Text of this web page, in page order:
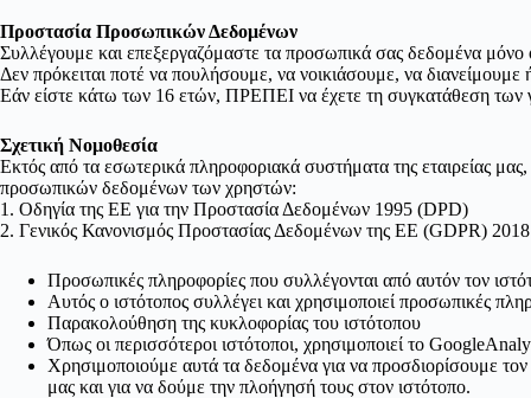
Προστασία Προσωπικών Δεδομένων
Συλλέγουμε και επεξεργαζόμαστε τα προσωπικά σας δεδομένα μόνο
Δεν πρόκειται ποτέ να πουλήσουμε, να νοικιάσουμε, να
Εάν είστε κάτω των 16 ετών, ΠΡΕΠΕΙ να έχετε τη συγκατάθεση των
Σχετική Νομοθεσία
Εκτός από τα εσωτερικά πληροφοριακά συστήματα της εταιρείας
προσωπικών δεδομένων των χρηστών:
1. Οδηγία της ΕΕ για την Προστασία Δεδομένων 1995 (DPD)
2. Γενικός Κανονισμός Προστασίας Δεδομένων της ΕΕ (GDPR) 2018
Προσωπικές πληροφορίες που συλλέγονται από αυτόν τον
Αυτός ο ιστότοπος συλλέγει και χρησιμοποιεί προσωπικές
Παρακολούθηση της κυκλοφορίας του ιστότοπου
Όπως οι περισσότεροι ιστότοποι, χρησιμοποιεί το
Χρησιμοποιούμε αυτά τα δεδομένα για να προσδιορίσουμε
μας και για να δούμε την πλοήγησή τους στον ιστότοπο.